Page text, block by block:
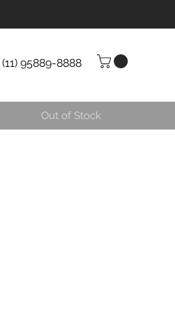
(11) 95889-8888
Out of Stock